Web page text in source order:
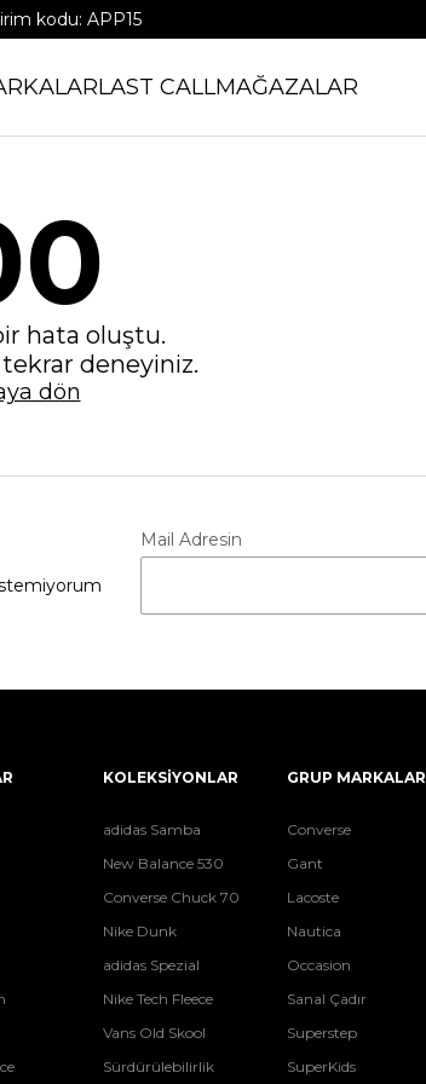
kodu: APP15
LAST CALLMAĞAZALAR
hata oluştu.
deneyiniz.
dön
Mail Adresin
KOLEKSİYONLAR
adidas Samba
New Balance 530
Converse Chuck 70
Nike Dunk
adidas Spezial
Nike Tech Fleece
Vans Old Skool
Sürdürülebilirlik
GRUP MARKALAR
Converse
Gant
Lacoste
Nautica
Occasion
Sanal Çadır
Superstep
SuperKids